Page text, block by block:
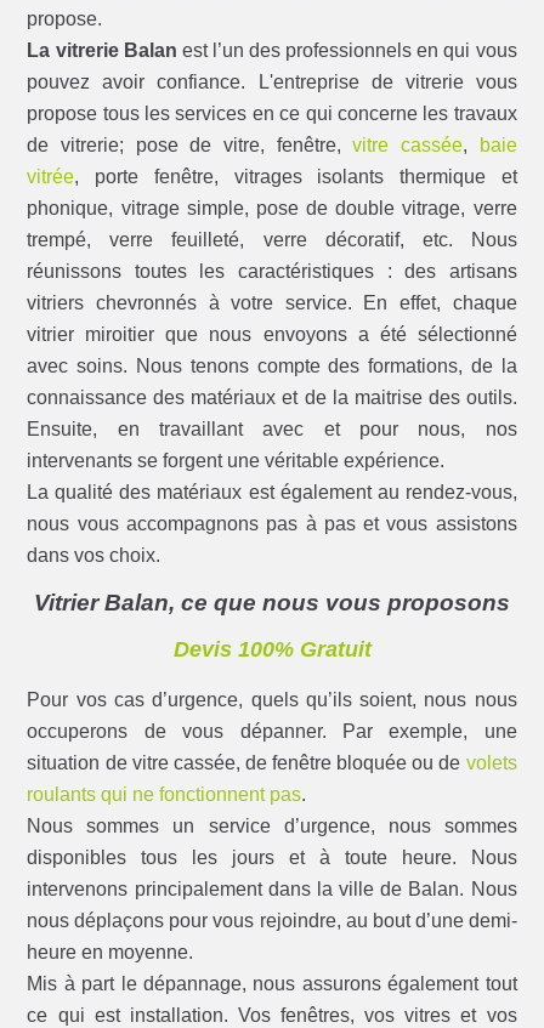
propose.
La vitrerie Balan est l’un des professionnels en qui vous
pouvez avoir confiance. L'entreprise de vitrerie vous
propose tous les services en ce qui concerne les travaux
de vitrerie; pose de vitre, fenêtre,vitre cassée,
baie
vitrée, porte fenêtre, vitrages isolants thermique et
phonique, vitrage simple, pose de double vitrage, verre
trempé, verre feuilleté, verre décoratif, etc. Nous
réunissons toutes les caractéristiques : des artisans
vitriers chevronnés à votre service. En effet, chaque
vitrier miroitier que nous envoyons a été sélectionné
avec soins. Nous tenons compte des formations, de la
connaissance des matériaux et de la maitrise des outils.
Ensuite, en travaillant avec et pour nous, nos
intervenants se forgent une véritable expérience.
La qualité des matériaux est également au rendez-vous,
nous vous accompagnons pas à pas et vous assistons
dans vos choix.
Vitrier Balan, ce que nous vous proposons
Devis 100% Gratuit
Pour vos cas d’urgence, quels qu’ils soient, nous nous
occuperons de vous dépanner. Par exemple, une
situation de vitre cassée, de fenêtre bloquée ou de volets
roulants qui ne fonctionnent pas.
Nous sommes un service d’urgence, nous sommes
disponibles tous les jours et à toute heure. Nous
intervenons principalement dans la ville de Balan. Nous
nous déplaçons pour vous rejoindre, au bout d’une demi-
heure en moyenne.
Mis à part le dépannage, nous assurons également tout
ce qui est installation. Vos fenêtres, vos vitres et vos